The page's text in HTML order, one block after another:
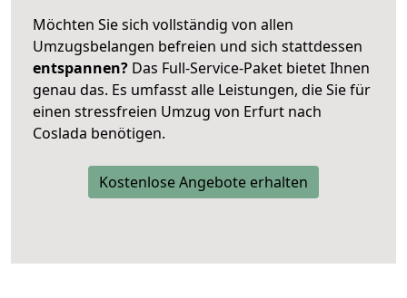
Möchten Sie sich vollständig von allen
Umzugsbelangen befreien und sich stattdessen
entspannen? Das Full-Service-Paket bietet Ihnen
genau das. Es umfasst alle Leistungen, die Sie für
einen stressfreien Umzug von Erfurt nach
Coslada benötigen.
Kostenlose Angebote erhalten